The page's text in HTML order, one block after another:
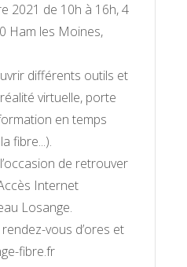
2021 de 10h à 16h, 4
Ham les Moines,
différents outils et
virtuelle, porte
en temps
fibre...).
de retrouver
Internet
Losange.
vous d’ores et
fibre.fr